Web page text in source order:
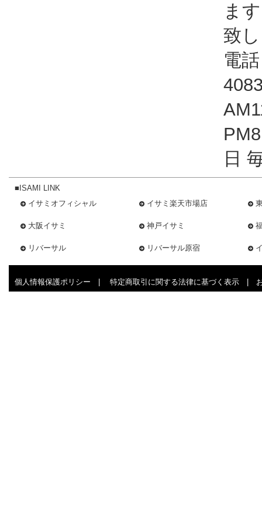
ま
致
電
日
■ISAMI LINK
イサミオフィシャル
イサミ楽天市場店
大阪イサミ 神戸イサミ
リバーサル リバーサル原宿
個人情報保護ポリシー 特定商取引に関する法律に基づく表示